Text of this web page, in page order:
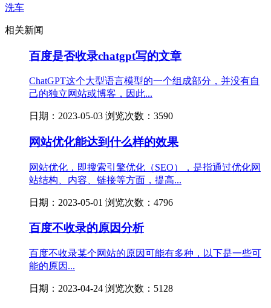
洗车
相关新闻
百度是否收录chatgpt写的文章
​ChatGPT这个大型语言模型的一个组成部分，并没有自
己的独立网站或博客，因此...
日期：2023-05-03 浏览次数：3590
网站优化能达到什么样的效果
网站优化，即搜索引擎优化（SEO），是指通过优化网
站结构、内容、链接等方面，提高...
日期：2023-05-01 浏览次数：4796
百度不收录的原因分析
百度不收录某个网站的原因可能有多种，以下是一些可
能的原因...
日期：2023-04-24 浏览次数：5128